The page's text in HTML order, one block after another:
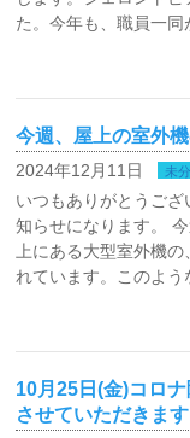
た。今年も、職員一
今週、屋上の室外
2024年12月11日 未
いつもありがとうご
知らせになります。
上にある大型室外機
れています。このよう
10月25日(金)コロ
させていただきます